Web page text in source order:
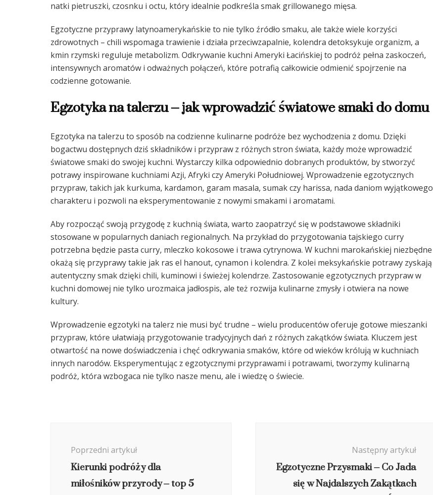
natki pietruszki, czosnku i octu, który idealnie podkreśla smak grillowanego mięsa.
Egzotyczne przyprawy latynoamerykańskie to nie tylko źródło smaku, ale także wiele korzyści
zdrowotnych – chili wspomaga trawienie i działa przeciwzapalnie, kolendra detoksykuje organizm, a
kmin rzymski reguluje metabolizm. Odkrywanie kuchni Ameryki Łacińskiej to podróż pełna zaskoczeń,
intensywnych aromatów i odważnych połączeń, które potrafią całkowicie odmienić spojrzenie na
codzienne gotowanie.
Egzotyka na talerzu – jak wprowadzić światowe smaki do domu
Egzotyka na talerzu to sposób na codzienne kulinarne podróże bez wychodzenia z domu. Dzięki
bogactwu dostępnych dziś składników i przypraw z różnych stron świata, każdy może wprowadzić
światowe smaki do swojej kuchni. Wystarczy kilka odpowiednio dobranych produktów, by stworzyć
potrawy inspirowane kuchniami Azji, Afryki czy Ameryki Południowej. Wprowadzenie egzotycznych
przypraw, takich jak kurkuma, kardamon, garam masala, sumak czy harissa, nada daniom wyjątkowego
charakteru i pozwoli na eksperymentowanie z nowymi smakami i aromatami.
Aby rozpocząć swoją przygodę z kuchnią świata, warto zaopatrzyć się w podstawowe składniki
stosowane w popularnych daniach regionalnych. Na przykład do przygotowania tajskiego curry
potrzebna będzie pasta curry, mleczko kokosowe i trawa cytrynowa. W kuchni marokańskiej niezbędne
okażą się przyprawy takie jak ras el hanout, cynamon i kolendra. Z kolei meksykańskie potrawy zyskają
autentyczny smak dzięki chili, kuminowi i świeżej kolendrze. Zastosowanie egzotycznych przypraw w
kuchni domowej nie tylko urozmaica jadłospis, ale też rozwija kulinarne zmysły i otwiera na nowe
kultury.
Wprowadzenie egzotyki na talerz nie musi być trudne – wielu producentów oferuje gotowe mieszanki
przypraw, które ułatwiają przygotowanie tradycyjnych dań z różnych zakątków świata. Kluczem jest
otwartość na nowe doświadczenia i chęć odkrywania smaków, które od wieków królują w kuchniach
innych narodów. Eksperymentując z egzotycznymi przyprawami i potrawami, tworzymy kulinarną
podróż, która wzbogaca nie tylko nasze menu, ale i wiedzę o świecie.
Poprzedni artykuł
Kierunki podróży dla
miłośników przyrody – top 5
Następny artykuł
Egzotyczne Przysmaki – Co Jada
się w Najdalszych Zakątkach